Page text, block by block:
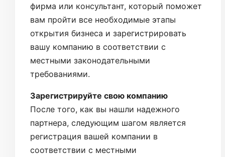
фирма или консультант, который поможет
вам пройти все необходимые этапы
открытия бизнеса и зарегистрировать
вашу компанию в соответствии с
местными законодательными
требованиями.
Зарегистрируйте свою компанию
После того, как вы нашли надежного
партнера, следующим шагом является
регистрация вашей компании в
соответствии с местными